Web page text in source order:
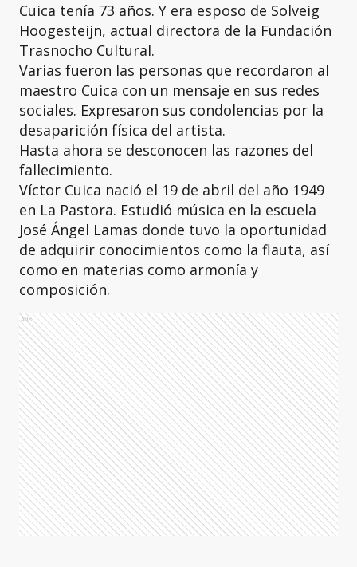
Cuica tenía 73 años. Y era esposo de Solveig
Hoogesteijn, actual directora de la Fundación
Trasnocho Cultural.
Varias fueron las personas que recordaron al
maestro Cuica con un mensaje en sus redes
sociales. Expresaron sus condolencias por la
desaparición física del artista.
Hasta ahora se desconocen las razones del
fallecimiento.
Víctor Cuica nació el 19 de abril del año 1949
en La Pastora. Estudió música en la escuela
José Ángel Lamas donde tuvo la oportunidad
de adquirir conocimientos como la flauta, así
como en materias como armonía y
composición.
Ads